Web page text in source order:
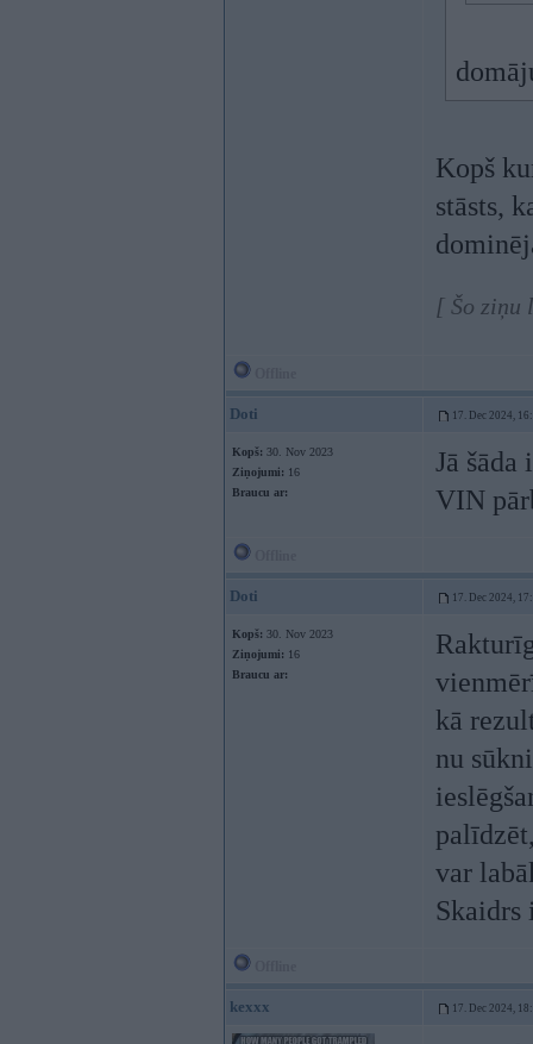
Kopš
stāsts,
[ Šo ziņu
Doti 17. Dec 2024,
Kopš: 30. Nov 2023
Ziņojumi: 16
Braucu ar:
Jā
VIN
Doti 17. Dec 2024,
Kopš: 30. Nov 2023
Ziņojumi: 16
Braucu ar:
kā
nu
var
Skaidrs
kexxx 17. Dec 2024,